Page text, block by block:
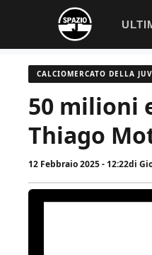
contenuto
CALCIOMERCATO DELLA
50 milioni
Thiago
12 Febbraio 2025 - 12:22di